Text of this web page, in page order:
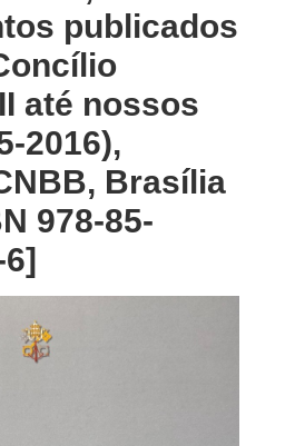
publicados
até nossos
2016),
Brasília
978-85-